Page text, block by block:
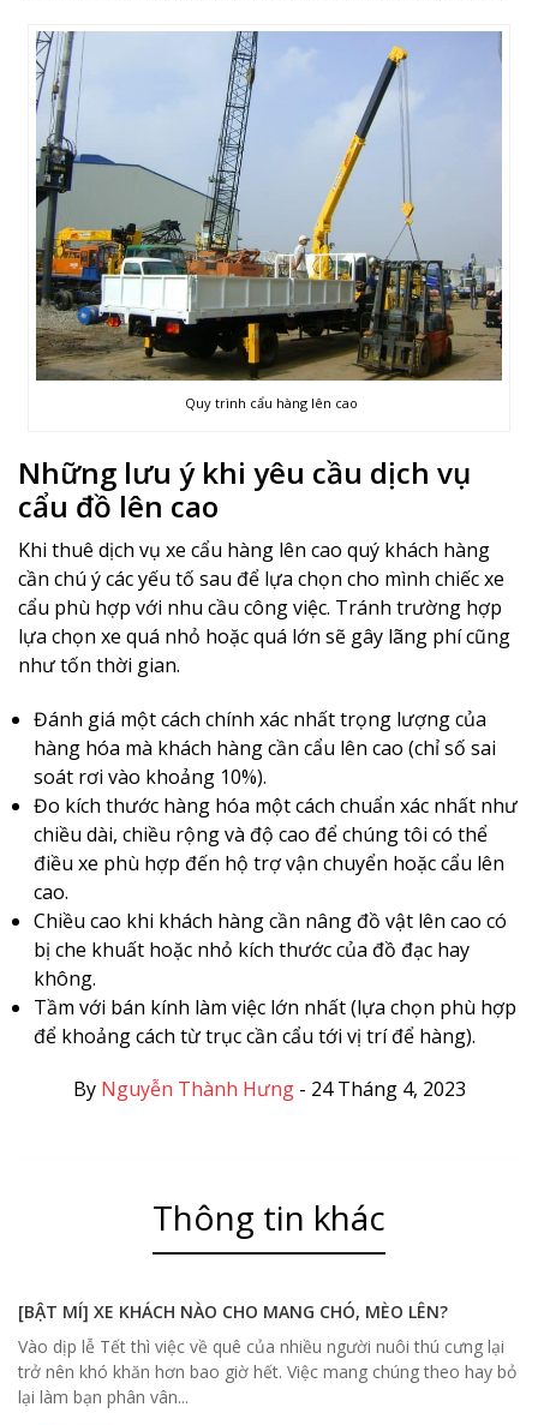
Quy trình cẩu hàng lên cao
Những lưu ý khi yêu cầu dịch vụ
cẩu đồ lên cao
Khi thuê dịch vụ xe cẩu hàng lên cao quý khách hàng
cần chú ý các yếu tố sau để lựa chọn cho mình chiếc xe
cẩu phù hợp với nhu cầu công việc. Tránh trường hợp
lựa chọn xe quá nhỏ hoặc quá lớn sẽ gây lãng phí cũng
như tốn thời gian.
Đánh giá một cách chính xác nhất trọng lượng của
hàng hóa mà khách hàng cần cẩu lên cao (chỉ số sai
soát rơi vào khoảng 10%).
Đo kích thước hàng hóa một cách chuẩn xác nhất như
chiều dài, chiều rộng và độ cao để chúng tôi có thể
điều xe phù hợp đến hộ trợ vận chuyển hoặc cẩu lên
cao.
Chiều cao khi khách hàng cần nâng đồ vật lên cao có
bị che khuất hoặc nhỏ kích thước của đồ đạc hay
không.
Tầm với bán kính làm việc lớn nhất (lựa chọn phù hợp
để khoảng cách từ trục cần cẩu tới vị trí để hàng).
By Nguyễn Thành Hưng- 24 Tháng 4, 2023
Thông tin khác
[BẬT MÍ] XE KHÁCH NÀO CHO MANG CHÓ, MÈO LÊN?
Vào dịp lễ Tết thì việc về quê của nhiều người nuôi thú cưng lại
trở nên khó khăn hơn bao giờ hết. Việc mang chúng theo hay bỏ
lại làm bạn phân vân...